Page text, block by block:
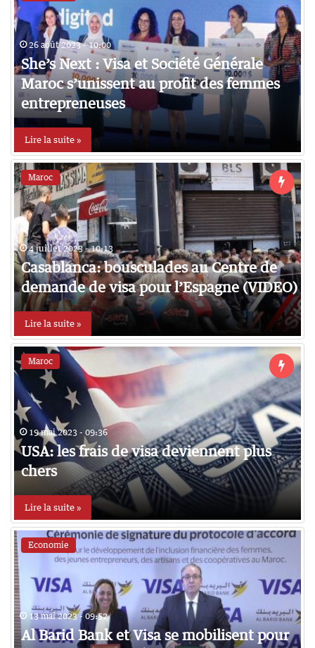
26 août 2023 - 10:00
She’s Next : Visa et Société Générale
Maroc s’unissent au profit des femmes
entrepreneuses
Lire la suite »
Maroc
4 juillet 2023 - 10:13
Casablanca: bousculades au Centre de
demande de visa pour l’Espagne (VIDEO)
Lire la suite »
Maroc
19 mai 2023 - 09:36
USA: les frais de visa deviennent plus
chers
Lire la suite »
Economie
13 mai 2023 - 09:52
Al Barid Bank et Visa se mobilisent pour